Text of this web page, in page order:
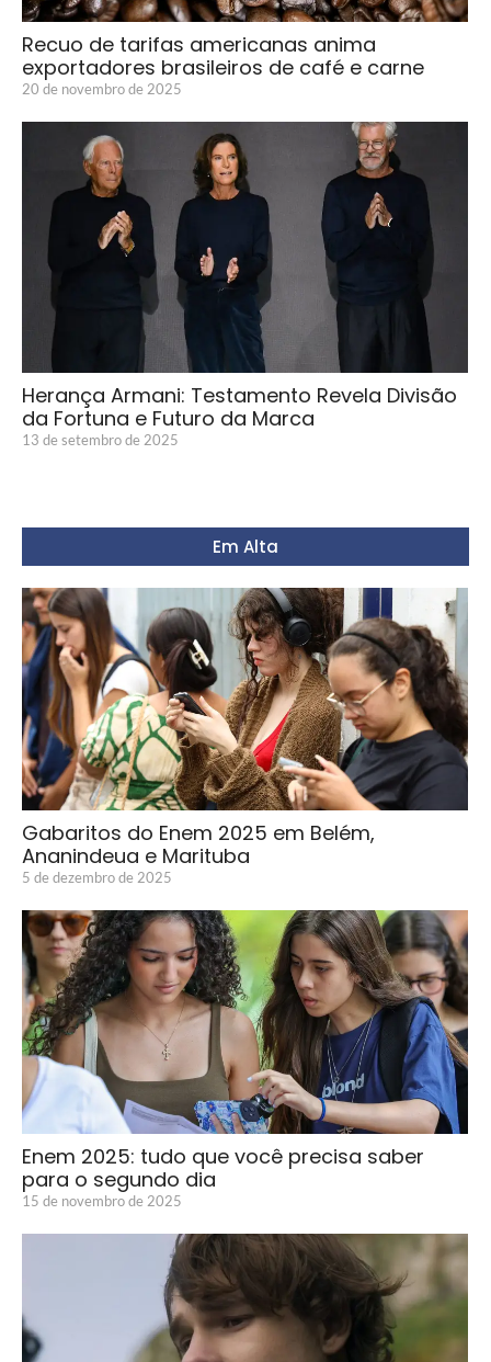
Recuo de tarifas americanas anima
exportadores brasileiros de café e carne
20 de novembro de 2025
Herança Armani: Testamento Revela Divisão
da Fortuna e Futuro da Marca
13 de setembro de 2025
Em Alta
Gabaritos do Enem 2025 em Belém,
Ananindeua e Marituba
5 de dezembro de 2025
Enem 2025: tudo que você precisa saber
para o segundo dia
15 de novembro de 2025